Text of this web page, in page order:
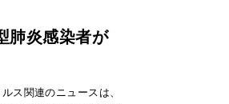
肺炎感染者が
ス関連のニュースは、